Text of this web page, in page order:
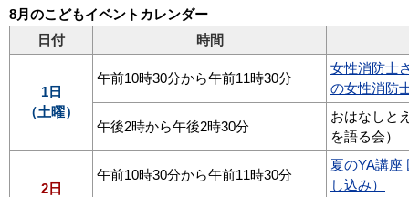
8月のこどもイベントカレンダー
日付
時間
1日
（土曜）
午前10時30分から午前11時30分
女性消防士
の女性消防
午後2時から午後2時30分
おはなしと
を語る会）
2日
午前10時30分から午前11時30分
夏のYA講座
し込み）